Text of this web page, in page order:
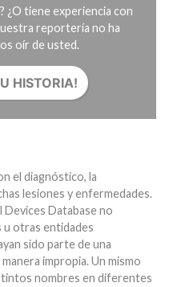
¿O tiene experiencia con
reportería no ha
oír de usted.
HISTORIA!
el diagnóstico, la
lesiones y enfermedades.
Database no
u otras entidades
sido parte de una
impropia. Un mismo
nombres en diferentes